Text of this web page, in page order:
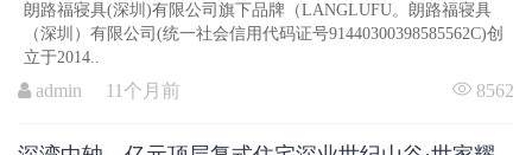
朗路福寝具(深圳)有限公司旗下品牌（LANGLUFU。朗路福寝具
（深圳）有限公司(统一社会信用代码证号91440300398585562C)创
立于2014..
admin 11个月前 8562